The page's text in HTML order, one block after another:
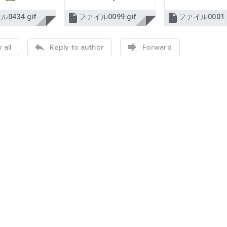
ル0434.gif  ファイル0099.gif  ファイル
all  Reply to author  Forward